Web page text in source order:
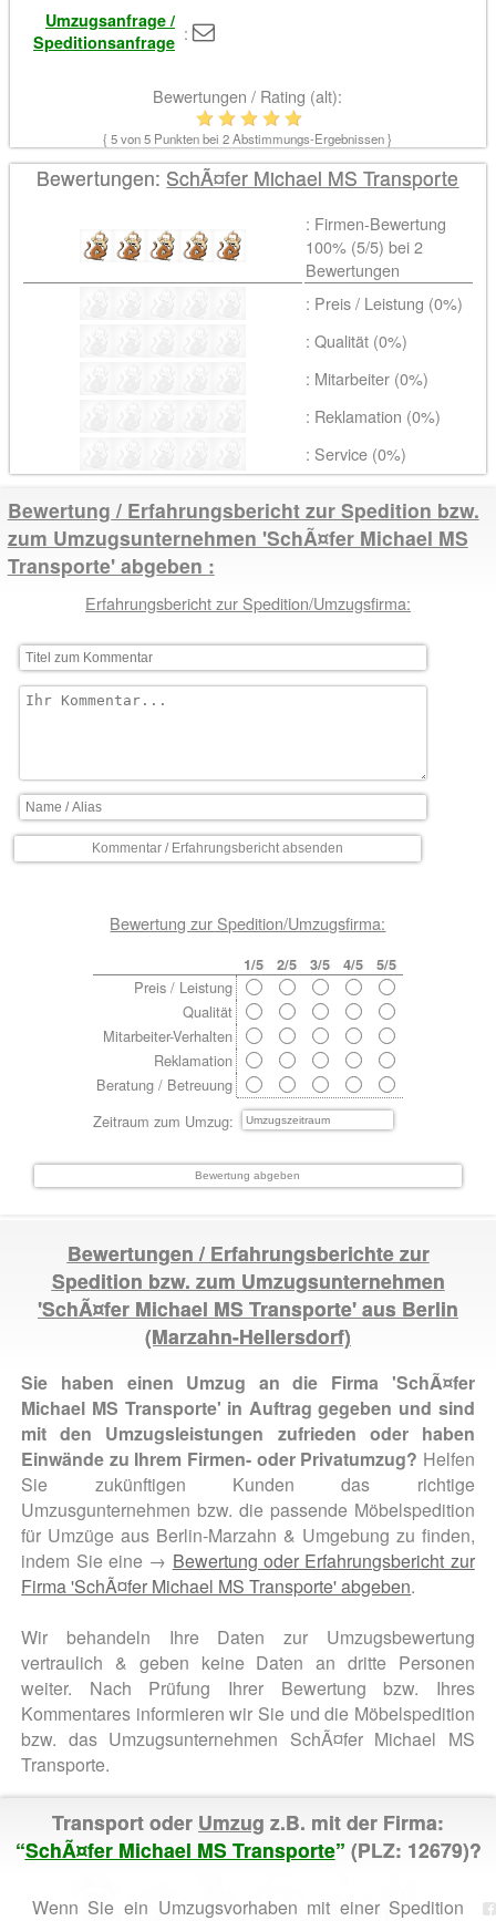
Umzugsanfrage /
Speditionsanfrage :
Bewertungen / Rating (alt):
{5von 5 Punkten bei2Abstimmungs-Ergebnissen }
Bewertungen: SchÃ¤fer Michael MS Transporte
: Firmen-Bewertung
100% (5/5) bei2
Bewertungen
: Preis / Leistung (0%)
: Qualität (0%)
: Mitarbeiter (0%)
: Reklamation (0%)
: Service (0%)
Bewertung / Erfahrungsbericht zur Spedition bzw.
zum Umzugsunternehmen 'SchÃ¤fer Michael MS
Transporte' abgeben
Erfahrungsbericht zur Spedition/Umzugsfirma:
Bewertung zur Spedition/Umzugsfirma:
1/5 2/5 3/5 4/5 5/5
Zeitraum zum Umzug:
Preis / Leistung
Qualität
Mitarbeiter-Verhalten
Reklamation
Beratung / Betreuung
Bewertungen / Erfahrungsberichte zur
Spedition bzw. zum Umzugsunternehmen
'SchÃ¤fer Michael MS Transporte' aus Berlin
(Marzahn-Hellersdorf)
Sie haben einen Umzug an die Firma 'SchÃ¤fer
Michael MS Transporte' in Auftrag gegeben und sind
mit den Umzugsleistungen zufrieden oder haben
Einwände zu Ihrem Firmen- oder Privatumzug? Helfen
Sie zukünftigen Kunden das richtige
Umzusgunternehmen bzw. die passende Möbelspedition
für Umzüge aus Berlin-Marzahn & Umgebung zu finden,
indem Sie eine → Bewertung oder Erfahrungsbericht zur
Firma 'SchÃ¤fer Michael MS Transporte' abgeben.
Wir behandeln Ihre Daten zur Umzugsbewertung
vertraulich & geben keine Daten an dritte Personen
weiter. Nach Prüfung Ihrer Bewertung bzw. Ihres
Kommentares informieren wir Sie und die Möbelspedition
bzw. das Umzugsunternehmen SchÃ¤fer Michael MS
Transporte.
Transport oder Umzug z.B. mit der Firma:
“SchÃ¤fer Michael MS Transporte” (PLZ: 12679)?
Wenn Sie ein Umzugsvorhaben mit einer Spedition